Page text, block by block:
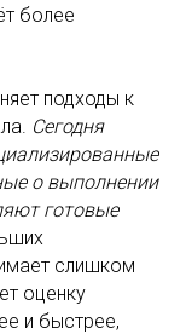
более
подходы к
Сегодня
о выполнении
готовые
слишком
оценку
и быстрее,